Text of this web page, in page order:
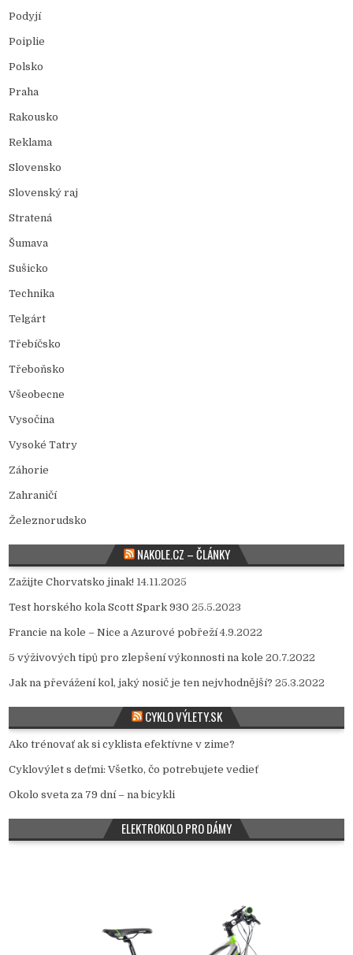
Podyjí
Poiplie
Polsko
Praha
Rakousko
Reklama
Slovensko
Slovenský raj
Stratená
Šumava
Sušicko
Technika
Telgárt
Třebíčsko
Třeboňsko
Všeobecne
Vysočina
Vysoké Tatry
Záhorie
Zahraničí
Železnorudsko
NAKOLE.CZ – ČLÁNKY
Zažijte Chorvatsko jinak! 14.11.2025
Test horského kola Scott Spark 930 25.5.2023
Francie na kole – Nice a Azurové pobřeží 4.9.2022
5 výživových tipů pro zlepšení výkonnosti na kole 20.7.2022
Jak na převážení kol, jaký nosič je ten nejvhodnější? 25.3.2022
CYKLO VÝLETY.SK
Ako trénovať ak si cyklista efektívne v zime?
Cyklovýlet s deťmi: Všetko, čo potrebujete vedieť
Okolo sveta za 79 dní – na bicykli
ELEKTROKOLO PRO DÁMY